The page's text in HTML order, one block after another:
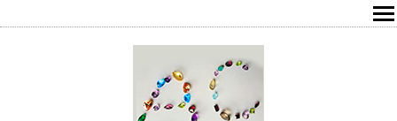
ÍRÁSOK